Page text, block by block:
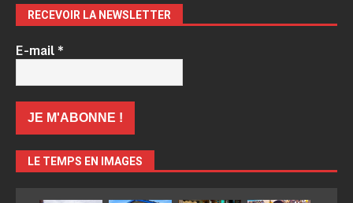
RECEVOIR LA NEWSLETTER
E-mail*
LE TEMPS EN IMAGES